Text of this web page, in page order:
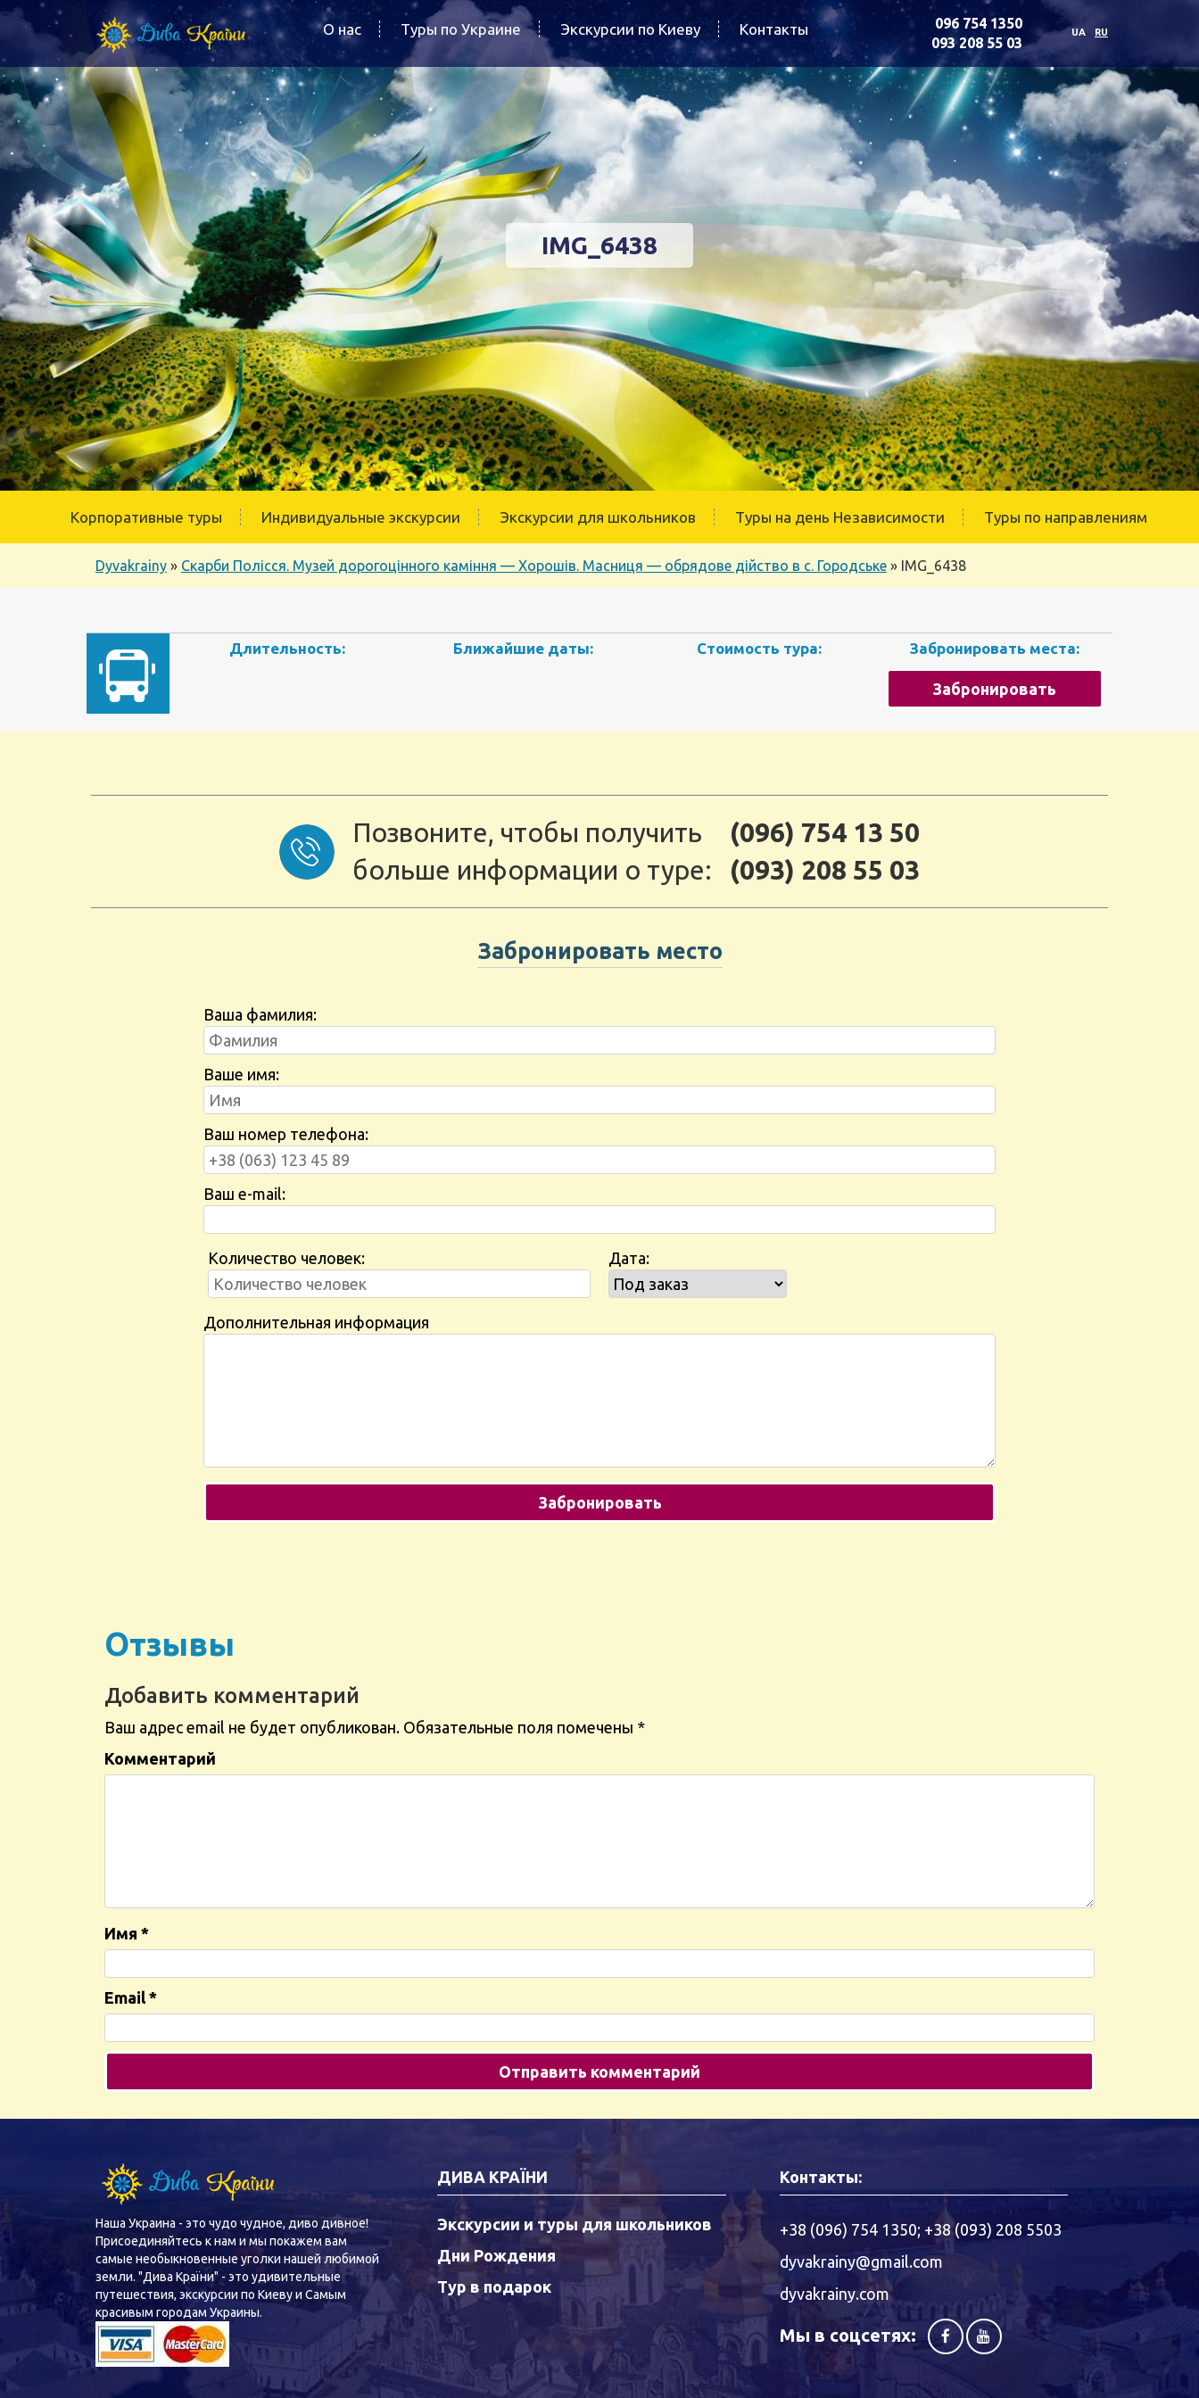
О нас Туры по Украине Экскурсии по Киеву Контакты
096 754 1350
093 208 55 03
UA RU
IMG_6438
Корпоративные туры Индивидуальные экскурсии Экскурсии для школьников Туры на день Независимости Туры по направлениям
Dyvakrainy » Скарби Полісся. Музей дорогоцінного каміння — Хорошів. Масниця — обрядове дійство в с. Городське » IMG_6438
Длительность: Ближайшие даты: Стоимость тура: Забронировать места:
Забронировать
Позвоните, чтобы получить
больше информации о туре:
(096) 754 13 50
(093) 208 55 03
Забронировать место
Ваша фамилия:
Ваше имя:
Ваш номер телефона:
Ваш e-mail:
Количество человек: Дата:
Дополнительная информация
Отзывы
Добавить комментарий
Ваш адрес email не будет опубликован. Обязательные поля помечены *
Комментарий
Имя *
Email *
Наша Украина - это чудо чудное, диво дивное!
Присоединяйтесь к нам и мы покажем вам
самые необыкновенные уголки нашей любимой
земли. "Дива Країни" - это удивительные
путешествия, экскурсии по Киеву и Самым
красивым городам Украины.
ДИВА КРАЇНИ
Экскурсии и туры для школьников
Дни Рождения
Тур в подарок
Контакты:
+38 (096) 754 1350; +38 (093) 208 5503
dyvakrainy@gmail.com
dyvakrainy.com
Мы в соцсетях: